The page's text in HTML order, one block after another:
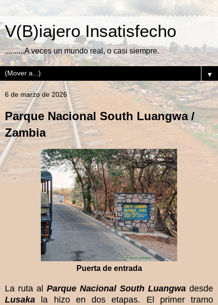
V(B)iajero Insatisfecho
..........A veces un mundo real, o casi siempre.
▼
6 de marzo de 2026
Parque Nacional South Luangwa /
Zambia
Puerta de entrada
La ruta al Parque Nacional South Luangwa desde
Lusaka la hizo en dos etapas. El primer tramo